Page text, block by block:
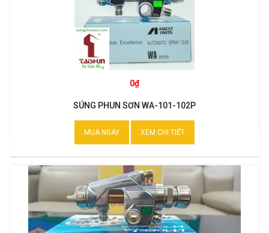
0₫
SÚNG PHUN SƠN WA-101-102P
MUA NGAY XEM CHI TIẾT